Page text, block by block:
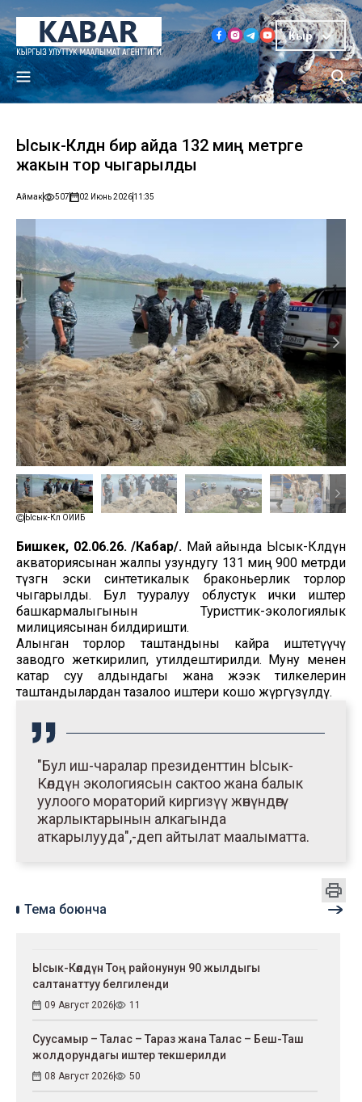
Кыр
Ысык-Көлдөн бир айда 132 миң метрге
жакын тор чыгарылды
Аймак 507 02 Июнь 202611:35
Ысык-Көл ОИИБ
Бишкек, 02.06.26. /Кабар/. Май айында Ысык-Көлдүн
акваториясынан жалпы узундугу 131 миң 900 метрди
түзгөн эски синтетикалык браконьерлик торлор
чыгарылды. Бул тууралуу облустук ички иштер
башкармалыгынын Туристтик-экологиялык
милициясынан билдиришти.
Алынган торлор таштандыны кайра иштетүүчү
заводго жеткирилип, утилдештирилди. Муну менен
катар суу алдындагы жана жээк тилкелерин
таштандылардан тазалоо иштери кошо жүргүзүлдү.
"Бул иш-чаралар президенттин Ысык-
Көлдүн экологиясын сактоо жана балык
уулоого мораторий киргизүү жөнүндөгү
жарлыктарынын алкагында
аткарылууда",-деп айтылат маалыматта.
Тема боюнча
Ысык-Көлдүн Тоң районунун 90 жылдыгы
салтанаттуу белгиленди
09 Август 2026 11
Суусамыр – Талас – Тараз жана Талас – Беш-Таш
жолдорундагы иштер текшерилди
08 Август 2026 50